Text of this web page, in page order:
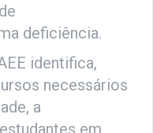
deficiência.
identifica,
necessários
a